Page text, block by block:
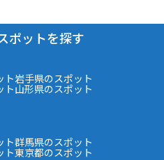
ポットを探す
ト岩手県のスポット
ト山形県のスポット
ト群馬県のスポット
ト東京都のスポット